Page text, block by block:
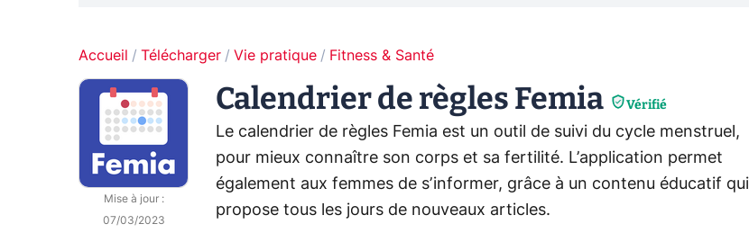
Accueil Télécharger Vie pratique Fitness & Santé
Mise à jour:
07/03/2023
Calendrier de règles Femia Vérifié
Le calendrier de règles Femia est un outil de suivi du cycle menstruel,
pour mieux connaître son corps et sa fertilité. L’application permet
également aux femmes de s’informer, grâce à un contenu éducatif qui
propose tous les jours de nouveaux articles.